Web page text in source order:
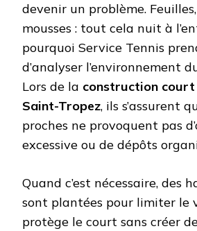
devenir un problème.
mousses : tout cela nuit à
pourquoi Service Tennis
d’analyser l’environnement
Lors de la construction court
Saint-Tropez, ils s’assurent
proches ne provoquent pas
excessive ou de dépôts
Quand c’est nécessaire, des
sont plantées pour limiter le
protège le court sans créer